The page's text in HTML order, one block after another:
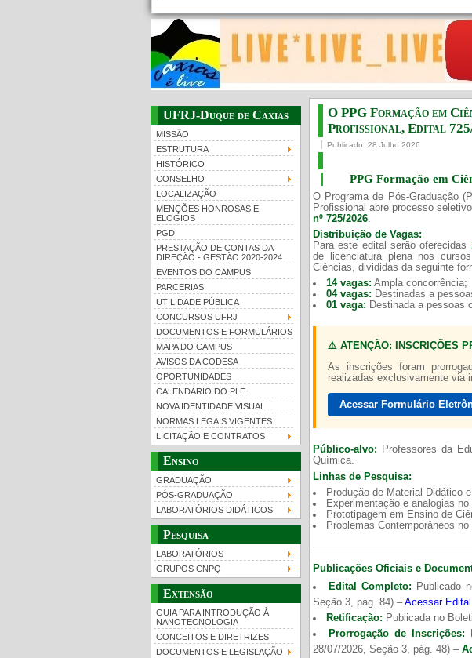
UFRJ-Duque de Caxias
MISSÃO
ESTRUTURA
HISTÓRICO
CONSELHO
LOCALIZAÇÃO
MENÇÕES HONROSAS E
ELOGIOS
PGD
PRESTAÇÃO DE CONTAS DA
DIREÇÃO - GESTÃO 2020-2024
EVENTOS DO CAMPUS
PARCERIAS
UTILIDADE PÚBLICA
CONCURSOS UFRJ
DOCUMENTOS E FORMULÁRIOS
MAPA DO CAMPUS
AVISOS DA CODESA
OPORTUNIDADES
CALENDÁRIO DO PLE
NOVA IDENTIDADE VISUAL
NORMAS LEGAIS VIGENTES
LICITAÇÃO E CONTRATOS
Ensino
GRADUAÇÃO
PÓS-GRADUAÇÃO
LABORATÓRIOS DIDÁTICOS
Pesquisa
LABORATÓRIOS
GRUPOS CNPQ
Extensão
GUIA PARA INTRODUÇÃO À
NANOTECNOLOGIA
CONCEITOS E DIRETRIZES
DOCUMENTOS E LEGISLAÇÃO
O PPG Formação em
Profissional, Edital
Publicado: 28 Julho 2026
PPG Formação em
O Programa de Pós-Graduação
Profissional abre processo
nº 725/2026.
Distribuição de Vagas:
Para este edital serão oferecidas
de licenciatura plena nos
Ciências, divididas da seguinte
14 vagas: Ampla concorrência;
04 vagas: Destinadas a
01 vaga: Destinada a pessoas
⚠️ ATENÇÃO: INSCRIÇÕES
As inscrições foram
realizadas exclusivamente via
Acessar Formulário
Público-alvo: Professores da
Química.
Linhas de Pesquisa:
Produção de Material Didático
Experimentação e analogias
Prototipagem em Ensino de
Problemas Contemporâneos
Publicações Oficiais e
Edital Completo: Publicado
Seção 3, pág. 84) –Acessar Edital
Retificação: Publicada no
Prorrogação de Inscrições:
28/07/2026, Seção 3, pág. 48) –
UFRJ 100 anos